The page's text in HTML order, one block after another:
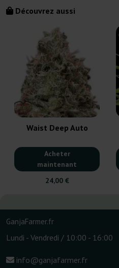
Découvrez aussi
Waist Deep Auto
Acheter
maintenant
24,00 €
GanjaFarmer.fr
Lundi - Vendredi / 10:00 - 16:00
info@ganjafarmer.fr